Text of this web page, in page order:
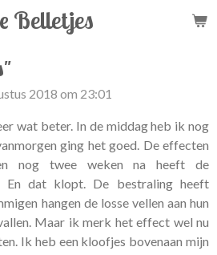
Belletjes
2018 om 23:01
wat beter. In de middag heb ik nog
ging het goed. De effecten
nog twee weken na heeft de
En dat klopt. De bestraling heeft
hangen de losse vellen aan hun
Maar ik merk het effect wel nu
Ik heb een kloofjes bovenaan mijn